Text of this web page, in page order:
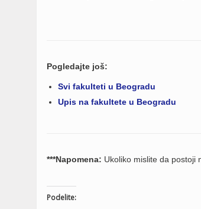
Pogledajte još:
Svi fakulteti u Beogradu
Upis na fakultete u Beogradu
***Napomena: Ukoliko mislite da postoji
Podelite: